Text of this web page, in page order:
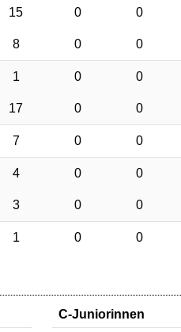
15 0 0
8 0 0
1 0 0
17 0 0
7 0 0
4 0 0
3 0 0
1 0 0
C-Juniorinnen